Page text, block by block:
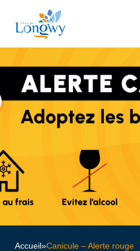
Accueil»Canicule – Alerte rouge
Panneau de gestion des cookies